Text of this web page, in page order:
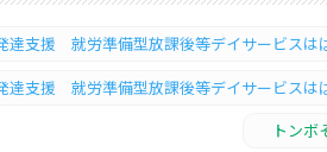
達支援 就労準備型放課後等デイサービス
達支援 就労準備型放課後等デイサービス
トンボ